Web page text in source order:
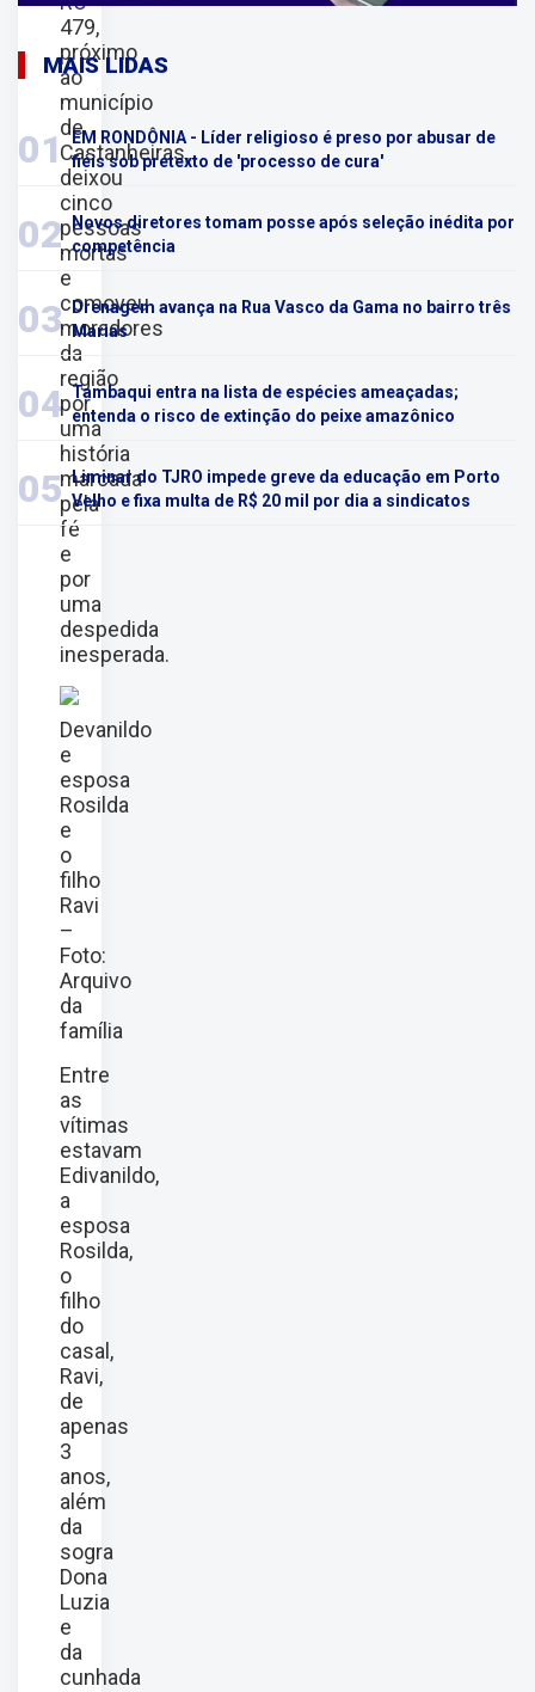
479,
próximo
ao
município
de
Castanheiras,
deixou
cinco
pessoas
mortas
e
comoveu
moradores
da
região
por
uma
história
marcada
pela
fé
e
por
uma
despedida
inesperada.
Devanildo
e
esposa
Rosilda
e
o
filho
Ravi
–
Foto:
Arquivo
da
família
Entre
as
vítimas
estavam
Edivanildo,
a
esposa
Rosilda,
o
filho
do
casal,
Ravi,
de
apenas
3
anos,
além
da
sogra
Dona
Luzia
e
da
cunhada
MAIS LIDAS
01
EM RONDÔNIA - Líder religioso é preso por abusar de
fiéis sob pretexto de 'processo de cura'
02
Novos diretores tomam posse após seleção inédita por
competência
03
Drenagem avança na Rua Vasco da Gama no bairro três
Marias
04 Tambaqui entra na lista de espécies ameaçadas;
entenda o risco de extinção do peixe amazônico
05 Liminar do TJRO impede greve da educação em Porto
Velho e fixa multa de R$ 20 mil por dia a sindicatos